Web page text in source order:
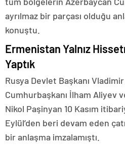
ayrılmaz bir parçası olduğu
konuştu.
Ermenistan Yalnız
Yaptık
Rusya Devlet Başkanı
Cumhurbaşkanı İlham Aliyev
Nikol Paşinyan 10 Kasım
Eylül’den beri devam eden
bir anlaşma imzalamıştı.